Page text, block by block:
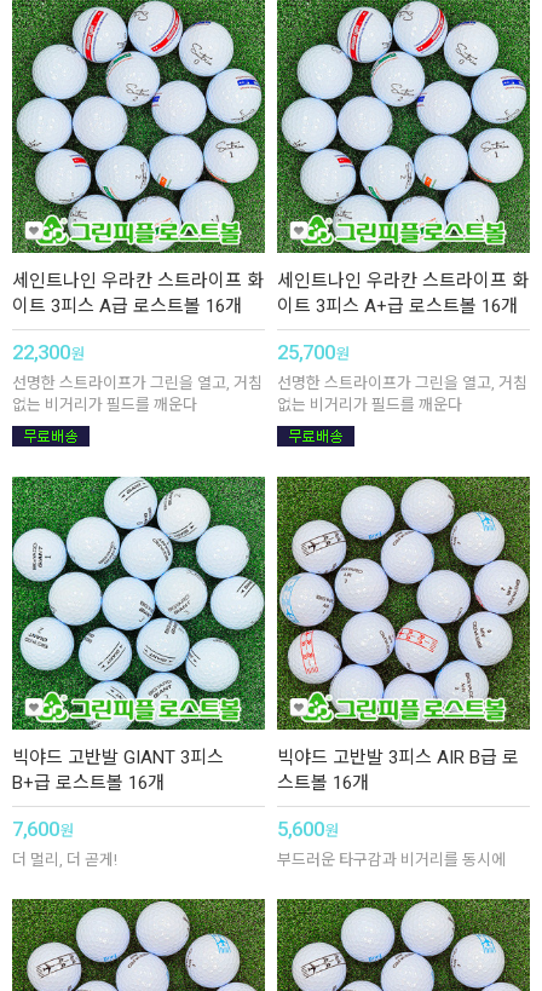
세인트나인 우라칸 스트라이프 화
이트 3피스 A급 로스트볼 16개
22,300원
선명한 스트라이프가 그린을 열고, 거침
없는 비거리가 필드를 깨운다
세인트나인 우라칸 스트라이프 화
이트 3피스 A+급 로스트볼 16개
25,700원
선명한 스트라이프가 그린을 열고, 거침
없는 비거리가 필드를 깨운다
빅야드 고반발 GIANT 3피스
B+급 로스트볼 16개
7,600원
더 멀리, 더 곧게!
빅야드 고반발 3피스 AIR B급 로
스트볼 16개
5,600원
부드러운 타구감과 비거리를 동시에